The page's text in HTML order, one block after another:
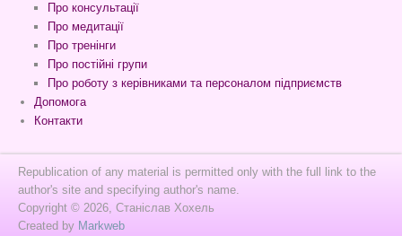
Про консультації
Про медитації
Про тренінги
Про постійні групи
Про роботу з керівниками та персоналом підприємств
Допомога
Контакти
Republication of any material is permitted only with the full link to the
author's site and specifying author's name.
Copyright © 2026, Станіслав Хохель
Created by Markweb